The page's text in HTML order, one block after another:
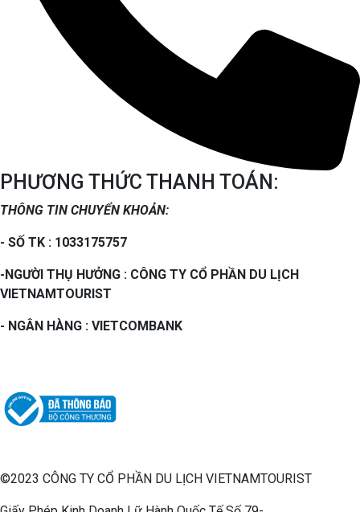
PHƯƠNG THỨC THANH TOÁN:
THÔNG TIN CHUYỂN KHOẢN:
- SỐ TK : 1033175757
-NGƯỜI THỤ HƯỞNG : CÔNG TY CỔ PHẦN DU LỊCH
VIETNAMTOURIST
- NGÂN HÀNG : VIETCOMBANK
©2023 CÔNG TY CỔ PHẦN DU LỊCH VIETNAMTOURIST